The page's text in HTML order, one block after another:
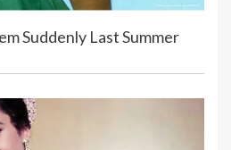
Suddenly Last Summer